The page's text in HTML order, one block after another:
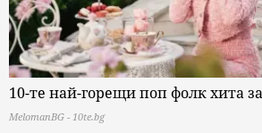
10-те най-горещи поп фолк хита
MelomanBG - 10te.bg